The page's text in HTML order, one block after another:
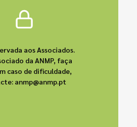
aos Associados.
da ANMP, faça
caso de dificuldade,
anmp@anmp.pt